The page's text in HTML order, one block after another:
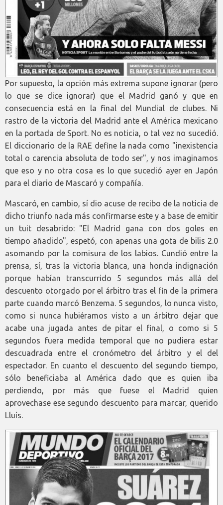
Por supuesto, la opción más extrema supone ignorar (pero
lo que se dice ignorar) que el Madrid ganó y que en
consecuencia está en la final del Mundial de clubes. Ni
rastro de la victoria del Madrid ante el América mexicano
en la portada de Sport. No es noticia, o tal vez no sucedió.
El diccionario de la RAE define la nada como "inexistencia
total o carencia absoluta de todo ser", y nos imaginamos
que eso y no otra cosa es lo que sucedió ayer en Japón
para el diario de Mascaró y compañía.
Mascaró, en cambio, sí dio acuse de recibo de la noticia de
dicho triunfo nada más confirmarse este y a base de emitir
un tuit desabrido: "El Madrid gana con dos goles en
tiempo añadido", espetó, con apenas una gota de bilis 2.0
asomando por la comisura de los labios. Cundió entre la
prensa, sí, tras la victoria blanca, una honda indignación
porque habían transcurrido 5 segundos más allá del
descuento otorgado por el árbitro tras el fin de la primera
parte cuando marcó Benzema. 5 segundos, lo nunca visto,
como si nunca hubiéramos visto a un árbitro dejar que
acabe una jugada antes de pitar el final, o como si 5
segundos fuera medida temporal que no pudiera estar
descuadrada entre el cronómetro del árbitro y el del
espectador. En cuanto el descuento del segundo tiempo,
sólo beneficiaba al América dado que es quien iba
perdiendo, por más que fuese el Madrid quien
aprovechase ese segundo descuento para marcar, querido
Lluís.